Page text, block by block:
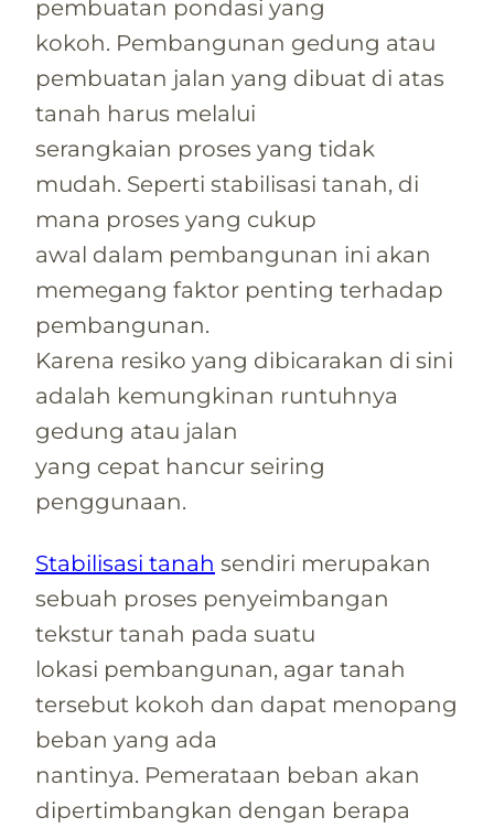
pembuatan pondasi yang
kokoh. Pembangunan gedung atau
pembuatan jalan yang dibuat di atas
tanah harus melalui
serangkaian proses yang tidak
mudah. Seperti stabilisasi tanah, di
mana proses yang cukup
awal dalam pembangunan ini akan
memegang faktor penting terhadap
pembangunan.
Karena resiko yang dibicarakan di sini
adalah kemungkinan runtuhnya
gedung atau jalan
yang cepat hancur seiring
penggunaan.
Stabilisasi tanah sendiri merupakan
sebuah proses penyeimbangan
tekstur tanah pada suatu
lokasi pembangunan, agar tanah
tersebut kokoh dan dapat menopang
beban yang ada
nantinya. Pemerataan beban akan
dipertimbangkan dengan berapa